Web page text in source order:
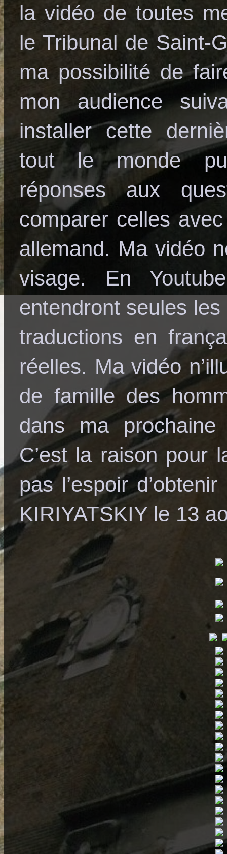
la vidéo de toutes
le Tribunal de Saint-
ma possibilité de
mon audience
installer cette
tout le monde
réponses aux
comparer celles
allemand. Ma vidéo
visage. En
entendront seules
traductions en
réelles. Ma vidéo
de famille des
dans ma
C’est la raison pour
pas l’espoir
KIRIYATSKIY le 13